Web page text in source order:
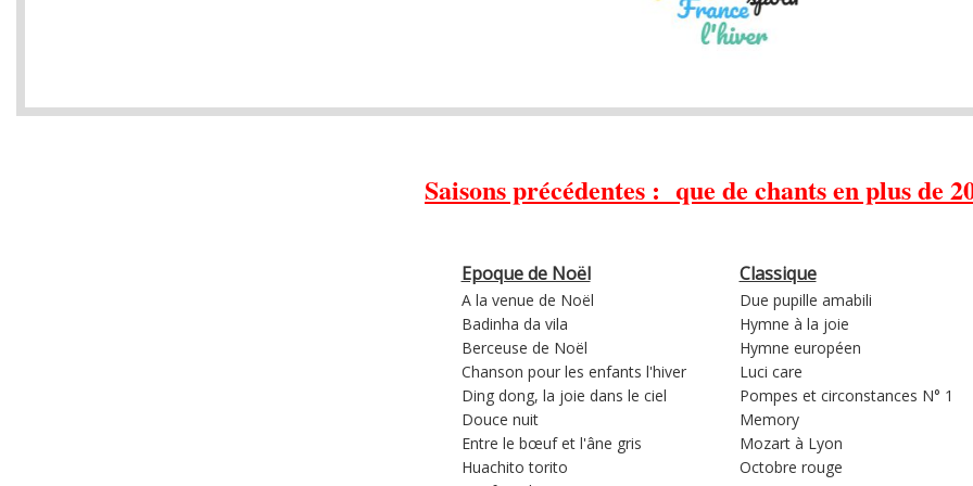
Saisons précédentes : que de chants en plus de
Epoque de Noël Classique
A la venue de Noël
Due pupille amabili
Badinha da vila
Hymne à la joie
Berceuse de Noël
Hymne européen
Chanson pour les enfants l'hiver
Luci care
Ding dong, la joie dans le ciel
Pompes et circonstances N° 1
Douce nuit
Memory
Entre le bœuf et l'âne gris
Mozart à Lyon
Huachito torito
Octobre rouge